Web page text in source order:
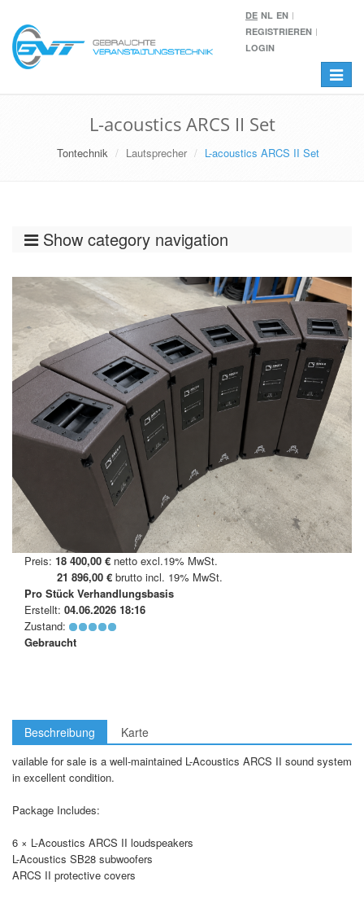
DE NL EN
REGISTRIEREN
LOGIN
Toggle
L-acoustics ARCS II Set
Tontechnik Lautsprecher L-acoustics ARCS II Set
Show category navigation
Preis: 18 400,00 € netto excl.19% MwSt.
21 896,00 € brutto incl. 19% MwSt.
Pro Stück Verhandlungsbasis
Erstellt: 04.06.2026 18:16
Zustand:
Gebraucht
Beschreibung Karte
vailable for sale is a well-maintained L-Acoustics ARCS II sound system
in excellent condition.
Package Includes:
6 × L-Acoustics ARCS II loudspeakers
L-Acoustics SB28 subwoofers
ARCS II protective covers